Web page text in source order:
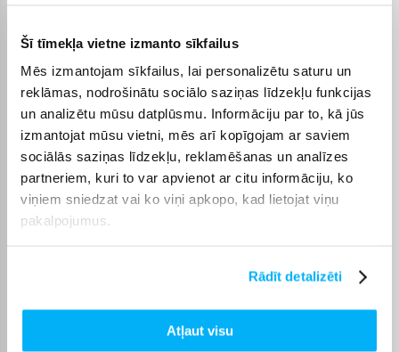
Šī tīmekļa vietne izmanto sīkfailus
Mēs izmantojam sīkfailus, lai personalizētu saturu un
reklāmas, nodrošinātu sociālo saziņas līdzekļu funkcijas
un analizētu mūsu datplūsmu. Informāciju par to, kā jūs
izmantojat mūsu vietni, mēs arī kopīgojam ar saviem
sociālās saziņas līdzekļu, reklamēšanas un analīzes
partneriem, kuri to var apvienot ar citu informāciju, ko
viņiem sniedzat vai ko viņi apkopo, kad lietojat viņu
pakalpojumus.
Rādīt detalizēti
Atļaut visu
viegli darbināmu "turbo saldētavu"
Spēcīga un ekonomiska jauda. CF speciālā
elektroniskā sistēma nodrošina kompresora mīksto
iedarbināšanu 2500 apgr./min., ja iestatītā
temperatūra iekšpusē netiek sasniegta īsā laikā vai
apgriezienu skaitu. Kad tiek sasniegta iestatītā
kompresora darbību atpakaļ ekonomiskajā režīmā